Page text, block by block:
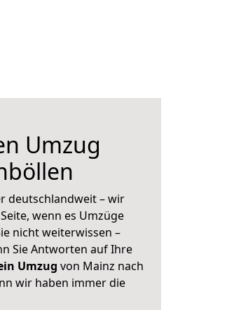
Umzug
deutschlandweit – wir
wenn es Umzüge
nicht weiterwissen –
Sie Antworten auf Ihre
Umzug von Mainz nach
wir haben immer die